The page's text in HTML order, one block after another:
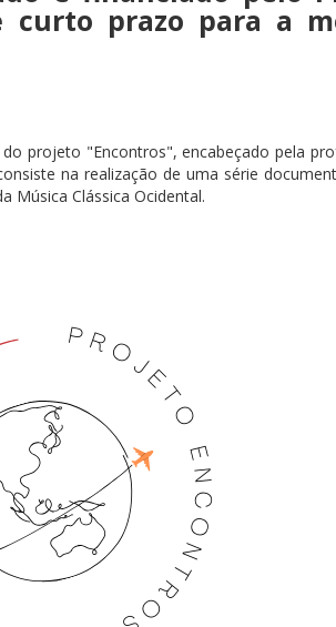
curto prazo para a
projeto "Encontros", encabeçado pela
na realização de uma série
Música Clássica Ocidental.